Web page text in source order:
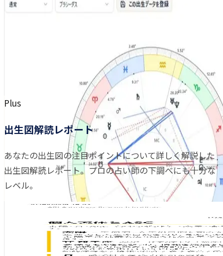
Plus
出生図解読レポート
あなたの出生図の注目ポイントについて詳しく解説した
出生図解読レポート。プロの占い師の下調べにも十分な
レベル。